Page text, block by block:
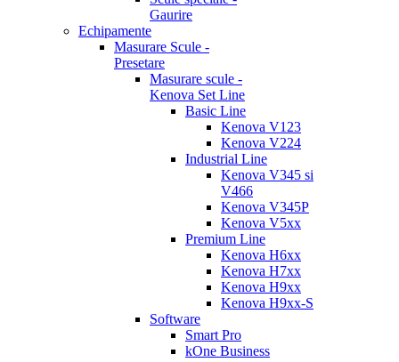
Gaurire
Echipamente
Masurare Scule -
Presetare
Masurare scule -
Kenova Set Line
Basic Line
Kenova V123
Kenova V224
Industrial Line
Kenova V345 si
V466
Kenova V345P
Kenova V5xx
Premium Line
Kenova H6xx
Kenova H7xx
Kenova H9xx
Kenova H9xx-S
Software
Smart Pro
kOne Business